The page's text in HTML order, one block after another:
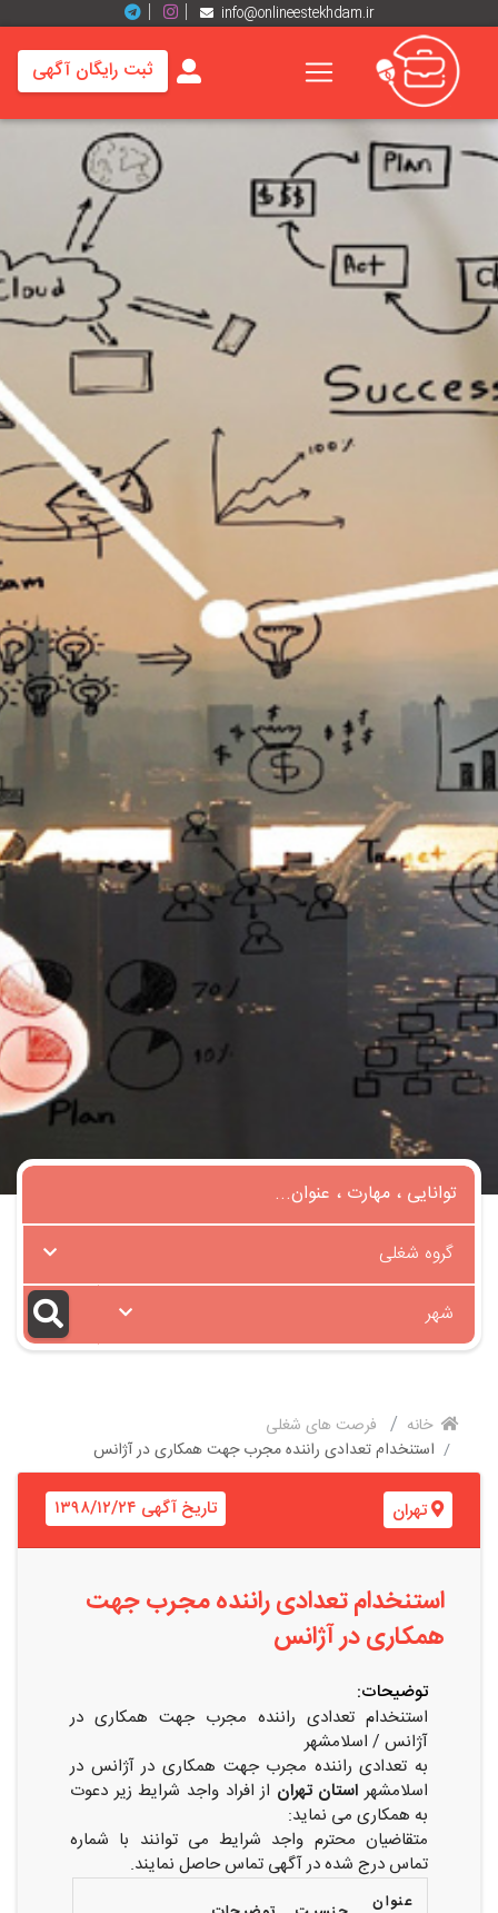
info@onlineestekhdam.ir
خانه
فرصت
های
شغلی
برند
ها
ها
ما
ثبت رایگان آگهی
گروه شغلی
شهر
خانه
فرصت های شغلی
استنخدام تعدادی راننده مجرب جهت همکاری در آژانس
تهران تاریخ آگهی ۱۳۹۸/۱۲/۲۴
استنخدام تعدادی راننده مجرب جهت
همکاری در آژانس
توضیحات:
استنخدام تعدادی راننده مجرب جهت همکاری در
آژانس / اسلامشهر
به تعدادی راننده مجرب جهت همکاری در آژانس در
اسلامشهر استان تهران از افراد واجد شرایط زیر دعوت
به همکاری می نماید:
متقاضیان محترم واجد شرایط می توانند با شماره
تماس درج شده در آگهی تماس حاصل نمایند.
عنوان